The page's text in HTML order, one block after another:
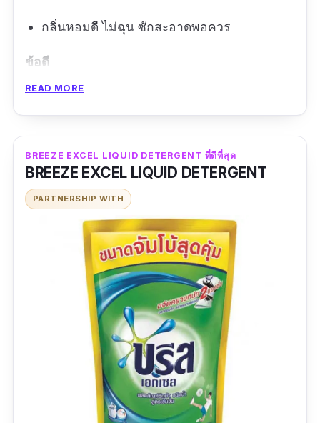
กลิ่นหอมดี ไม่ฉุน ซักสะอาดพอควร
ข้อดี
ซักสะอาด
ราคาแพง
READ MORE
BREEZE EXCEL LIQUID DETERGENT ที่ดีที่สุด
BREEZE EXCEL LIQUID DETERGENT
PARTNERSHIP WITH